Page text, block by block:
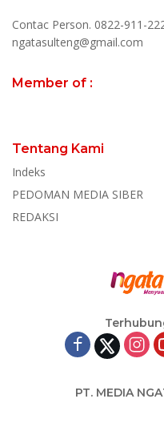
Contac Person. 0822-911-
ngatasulteng@gmail.com
Member of :
Tentang Kami
Indeks
PEDOMAN MEDIA SIBER
REDAKSI
PT. MEDIA